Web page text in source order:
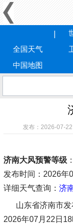
全国天气
中国地图
发布：2026-07-
济南大风预警等级
发布时间 ：2026年
详细天气查询： 济
山东省济南市
2026年07月22日